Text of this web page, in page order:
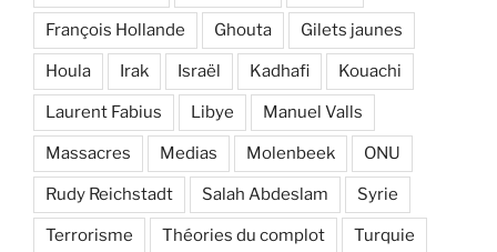
François Hollande Ghouta Gilets jaunes
Houla Irak Israël Kadhafi Kouachi
Laurent Fabius Libye Manuel Valls
Massacres Medias Molenbeek ONU
Rudy Reichstadt Salah Abdeslam Syrie
Terrorisme Théories du complot Turquie